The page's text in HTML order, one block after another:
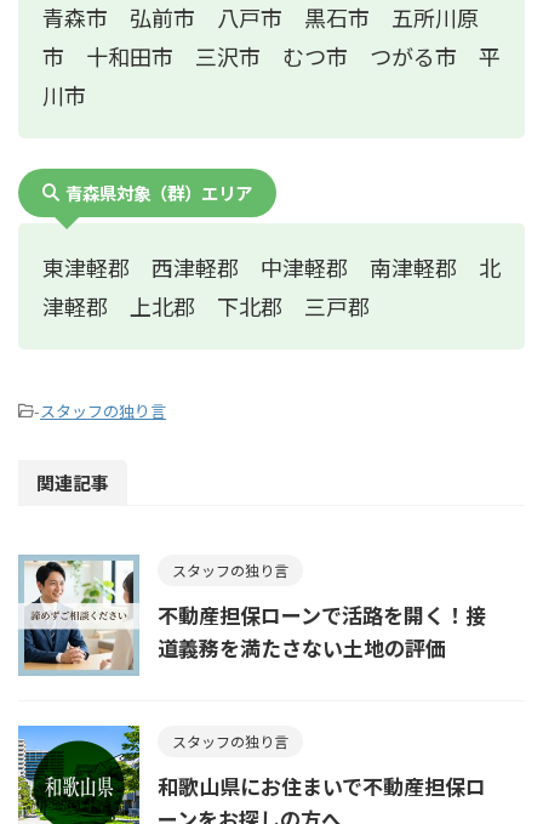
青森市 弘前市 八戸市 黒石市 五所川原
市 十和田市 三沢市 むつ市 つがる市 平
川市
青森県対象（群）エリア
東津軽郡 西津軽郡 中津軽郡 南津軽郡 北
津軽郡 上北郡 下北郡 三戸郡
-スタッフの独り言
関連記事
スタッフの独り言
不動産担保ローンで活路を開く！接
道義務を満たさない土地の評価
スタッフの独り言
和歌山県にお住まいで不動産担保ロ